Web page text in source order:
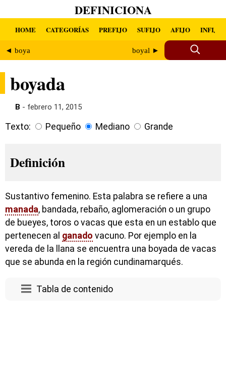
DEFINICIONA
HOME CATEGORÍAS PREFIJO SUFIJO AFIJO INFIJO
◄ boya boyal ►
boyada
B - febrero 11, 2015
Texto: Pequeño Mediano Grande
Definición
Sustantivo femenino. Esta palabra se refiere a una
manada, bandada, rebaño, aglomeración o un grupo
de bueyes, toros o vacas que esta en un establo que
pertenecen al ganado vacuno. Por ejemplo en la
vereda de la llana se encuentra una boyada de vacas
que se abunda en la región cundinamarqués.
Tabla de contenido